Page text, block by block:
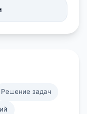
Решение задач